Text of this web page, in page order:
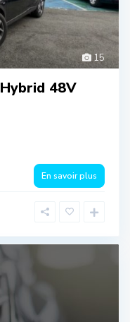
15
48V
En savoir plus